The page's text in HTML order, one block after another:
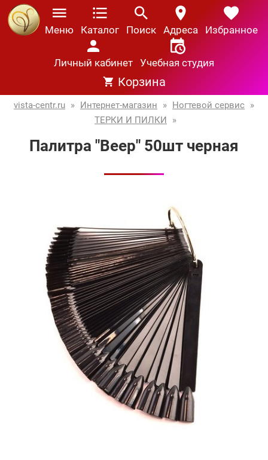
Меню Каталог Поиск Адреса Избранное
Личный кабинет Учебная студия
Корзина
vista-centr.ru » Интернет-магазин » Ногтевой сервис »
ТЕРКИ И ПИЛКИ
»
Палитра "Веер" 50шт черная